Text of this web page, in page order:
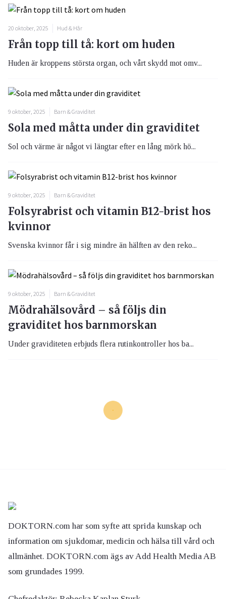
20 oktober, 2025 Hud & Hår
Från topp till tå: kort om huden
Huden är kroppens största organ, och vårt skydd mot omv...
9 oktober, 2025 Barn & Graviditet
Sola med måtta under din graviditet
Sol och värme är något vi längtar efter en lång mörk hö...
9 oktober, 2025 Barn & Graviditet
Folsyrabrist och vitamin B12-brist hos
kvinnor
Svenska kvinnor får i sig mindre än hälften av den reko...
9 oktober, 2025 Barn & Graviditet
Mödrahälsovård – så följs din
graviditet hos barnmorskan
Under graviditeten erbjuds flera rutinkontroller hos ba...
DOKTORN.com har som syfte att sprida kunskap och
information om sjukdomar, medicin och hälsa till vård och
allmänhet. DOKTORN.com ägs av Add Health Media AB
som grundades 1999.